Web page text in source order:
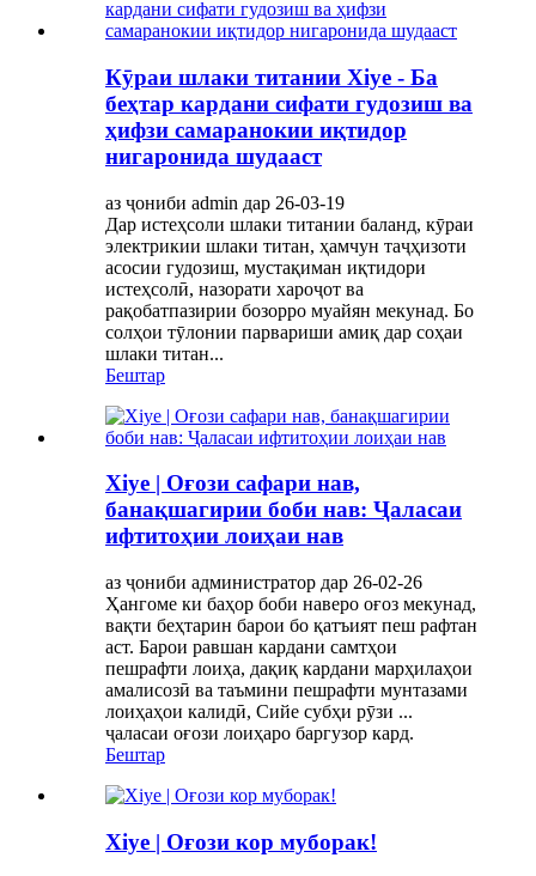
Кӯраи шлаки титании Xiye - Ба
беҳтар кардани сифати гудозиш ва
ҳифзи самаранокии иқтидор
нигаронида шудааст
аз ҷониби admin дар 26-03-19
Дар истеҳсоли шлаки титании баланд, кӯраи
электрикии шлаки титан, ҳамчун таҷҳизоти
асосии гудозиш, мустақиман иқтидори
истеҳсолӣ, назорати хароҷот ва
рақобатпазирии бозорро муайян мекунад. Бо
солҳои тӯлонии парвариши амиқ дар соҳаи
шлаки титан...
Бештар
Xiye | Оғози сафари нав,
банақшагирии боби нав: Ҷаласаи
ифтитоҳии лоиҳаи нав
аз ҷониби администратор дар 26-02-26
Ҳангоме ки баҳор боби наверо оғоз мекунад,
вақти беҳтарин барои бо қатъият пеш рафтан
аст. Барои равшан кардани самтҳои
пешрафти лоиҳа, дақиқ кардани марҳилаҳои
амалисозӣ ва таъмини пешрафти мунтазами
лоиҳаҳои калидӣ, Сийе субҳи рӯзи ...
ҷаласаи оғози лоиҳаро баргузор кард.
Бештар
Xiye | Оғози кор муборак!